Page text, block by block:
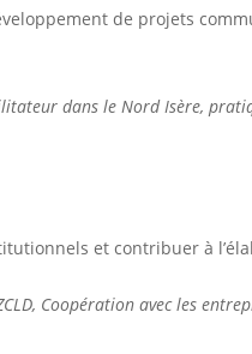
de projets
dans le Nord Isère,
et contribuer à
Coopération avec les